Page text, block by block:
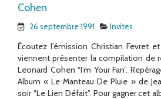
Cohen
26 septembre 1991 Invites
Écoutez l’émission Christian Fevret
viennent présenter la compilation de
Leonard Cohen “I’m Your Fan”.
Album « Le Manteau De Pluie » de
soir “Le Lien Défait”. Pour gagner cet